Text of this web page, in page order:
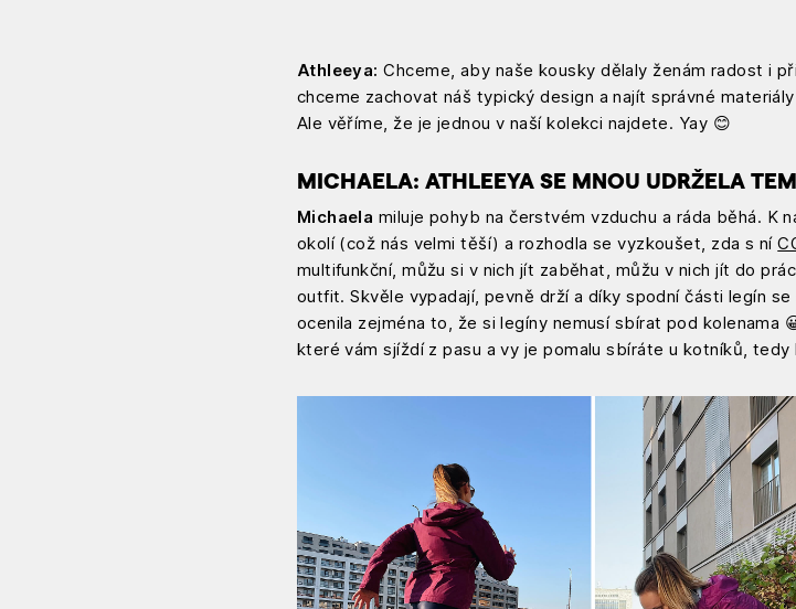
Athleeya: Chceme, aby naše kousky dělaly ženám radost i
chceme zachovat náš typický design a najít správné
Ale věříme, že je jednou v naší kolekci najdete. Yay 😊
MICHAELA: ATHLEEYA SE MNOU UDRŽELA
Michaela miluje pohyb na čerstvém vzduchu a ráda běhá. K
okolí (což nás velmi těší) a rozhodla se vyzkoušet, zda s ní
multifunkční, můžu si v nich jít zaběhat, můžu v nich jít do
outfit. Skvěle vypadají, pevně drží a díky spodní části legín
ocenila zejména to, že si legíny nemusí sbírat pod kolenama
které vám sjíždí z pasu a vy je pomalu sbíráte u kotníků,